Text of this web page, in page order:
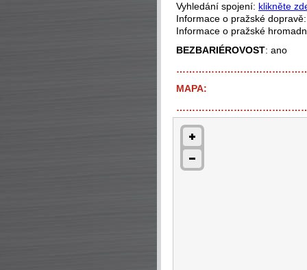
Vyhledání spojení: klikněte
Informace o pražské
Informace o pražské
BEZBARIÉROVOST: ano
MAPA: